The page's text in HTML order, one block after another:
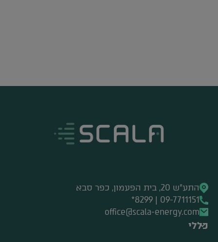
התע"ש 20, בית הפעמון, כפר סבא
09-7711151 | 8299*
office@scala-energy.com
כללי